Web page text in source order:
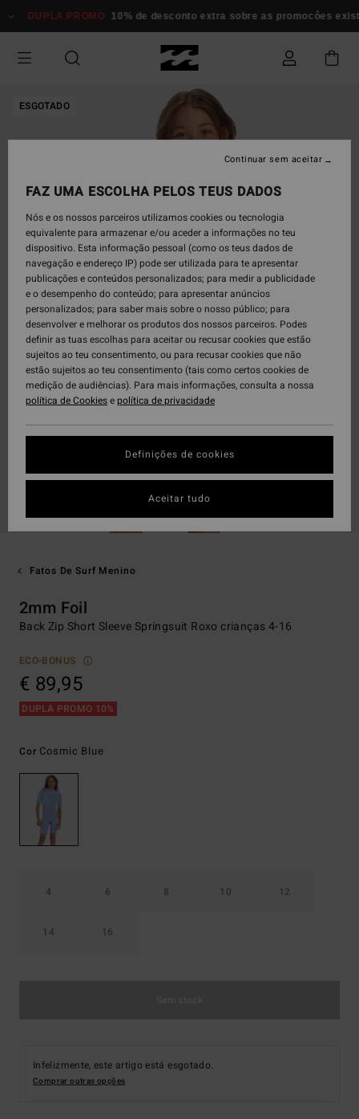
para
informação
DUPLA PROMO 10% de desconto extra sobre as promocôes
ESGOTADO
Fatos De Surf Menino
2mm Foil
Back Zip Short Sleeve Springsuit Roxo crianças 4-16
ECO-BONUS
€ 89,95
DUPLA PROMO 10%
Cor Cosmic Blue
4 6 8 10 12
14 16
Infelizmente, este artigo está esgotado.
Comprar outras opções
FAZ UMA ESCOLHA PELOS TEUS DADOS
Nós e os nossos parceiros utilizamos cookies ou tecnologia
equivalente para armazenar e/ou aceder a informações no teu
dispositivo. Esta informação pessoal (como os teus dados de
navegação e endereço IP) pode ser utilizada para te apresentar
publicações e conteúdos personalizados; para medir a publicidade
e o desempenho do conteúdo; para apresentar anúncios
personalizados; para saber mais sobre o nosso público; para
desenvolver e melhorar os produtos dos nossos parceiros. Podes
definir as tuas escolhas para aceitar ou recusar cookies que estão
sujeitos ao teu consentimento, ou para recusar cookies que não
estão sujeitos ao teu consentimento (tais como certos cookies de
medição de audiências). Para mais informações, consulta a nossa
política de Cookiesepolítica de privacidade
Definições de cookies
Continuar sem aceitar
Aceitar tudo